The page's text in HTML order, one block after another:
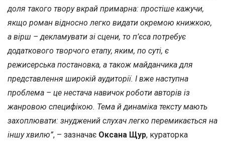
доля такого твору вкрай примарна: простіше кажучи,
якщо роман відносно легко видати окремою книжкою,
а вірш – декламувати зі сцени, то п’єса потребує
додаткового творчого етапу, яким, по суті, є
режисерська постановка, а також майданчика для
представлення широкій аудиторії. І вже наступна
проблема – це нестача навичок роботи авторів із
жанровою специфікою. Тема й динаміка тексту мають
захоплювати: знуджений слухач легко перемикається на
іншу хвилю”, – зазначає Оксана Щур, кураторка